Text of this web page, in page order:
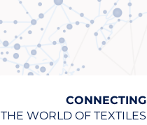
CONNECTING
THE WORLD OF TEXTILES